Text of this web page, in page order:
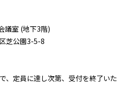
議室 (地下3階)
芝公園3-5-8
、定員に達し次第、受付を終了いた